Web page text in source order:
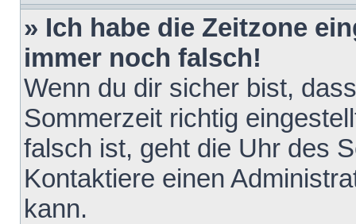
» Ich habe die Zeitzone
immer noch falsch!
Wenn du dir sicher bist,
Sommerzeit richtig
falsch ist, geht die Uhr des
Kontaktiere einen
kann.